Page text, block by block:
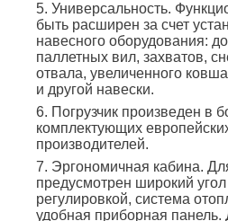
Универсальность.
быть расширен за счет
навесного оборудования:
паллетных вил, захватов,
отвала, увеличенного
и другой навески.
Погрузчик произведен в
комплектующих
производителей.
Эргономичная кабина.
предусмотрен широкий
регулировкой, система
удобная приборная панель.